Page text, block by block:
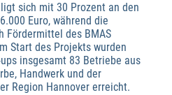
sich mit 30 Prozent an den
Euro, während die
Fördermittel des BMAS
Start des Projekts wurden
insgesamt 83 Betriebe aus
Handwerk und der
Region Hannover erreicht.